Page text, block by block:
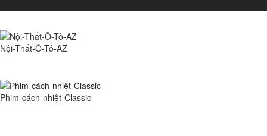
Nội-Thất-Ô-Tô-AZ
Phim-cách-nhiệt-Classic